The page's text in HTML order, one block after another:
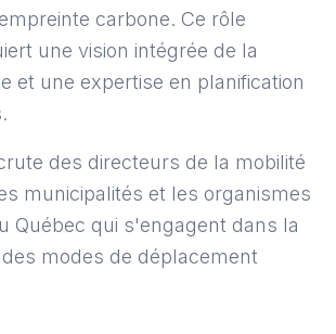
carbone. Ce rôle
une vision intégrée de la
et une expertise en planification
des directeurs de la mobilité
municipalités et les organismes
Québec qui s'engagent dans la
modes de déplacement